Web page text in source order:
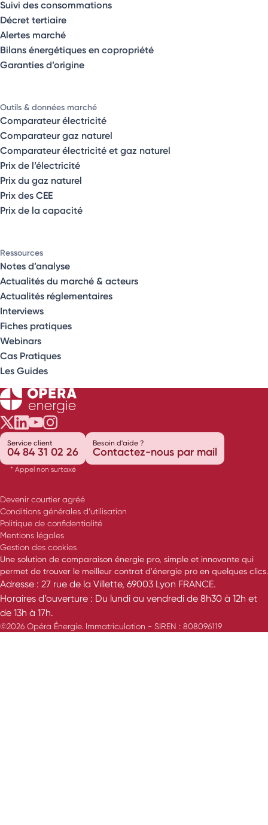
Suivi des consommations
Décret tertiaire
Alertes marché
Bilans énergétiques en copropriété
Garanties d’origine
Outils & données marché
Comparateur électricité
Comparateur gaz naturel
Comparateur électricité et gaz naturel
Prix de l’électricité
Prix du gaz naturel
Prix des CEE
Prix de la capacité
Ressources
Notes d’analyse
Actualités du marché & acteurs
Actualités réglementaires
Interviews
Fiches pratiques
Webinars
Cas Pratiques
Les Guides
Opéra Énergie sur Twitter
Opéra Énergie sur LinkedIn
Opéra Énergie sur Youtube
Opéra Énergie sur Instagram
Service client
04 84 31 02 26
* Appel non surtaxé
Besoin d'aide ?
Contactez-nous par mail
Devenir courtier agréé
Conditions générales d’utilisation
Politique de confidentialité
Mentions légales
Gestion des cookies
Une solution de comparaison énergie pro, simple et innovante qui
permet de trouver le meilleur contrat d'énergie pro en quelques clics.
Adresse : 27 rue de la Villette, 69003 Lyon FRANCE.
Horaires d’ouverture : Du lundi au vendredi de 8h30 à 12h et
de 13h à 17h.
©2026 Opéra Énergie. Immatriculation - SIREN : 808096119